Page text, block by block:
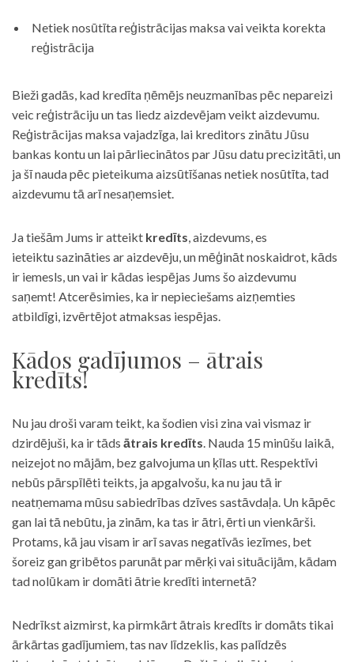
Netiek nosūtīta reģistrācijas maksa vai veikta korekta
reģistrācija
Bieži gadās, kad kredīta ņēmējs neuzmanības pēc nepareizi
veic reģistrāciju un tas liedz aizdevējam veikt aizdevumu.
Reģistrācijas maksa vajadzīga, lai kreditors zinātu Jūsu
bankas kontu un lai pārliecinātos par Jūsu datu precizitāti, un
ja šī nauda pēc pieteikuma aizsūtīšanas netiek nosūtīta, tad
aizdevumu tā arī nesaņemsiet.
Ja tiešām Jums ir atteikt kredīts, aizdevums, es
ieteiktu sazināties ar aizdevēju, un mēģināt noskaidrot, kāds
ir iemesls, un vai ir kādas iespējas Jums šo aizdevumu
saņemt! Atcerēsimies, ka ir nepieciešams aizņemties
atbildīgi, izvērtējot atmaksas iespējas.
Kādos gadījumos – ātrais
kredīts!
Nu jau droši varam teikt, ka šodien visi zina vai vismaz ir
dzirdējuši, ka ir tāds ātrais kredīts. Nauda 15 minūšu laikā,
neizejot no mājām, bez galvojuma un ķīlas utt. Respektīvi
nebūs pārspīlēti teikts, ja apgalvošu, ka nu jau tā ir
neatņemama mūsu sabiedrības dzīves sastāvdaļa. Un kāpēc
gan lai tā nebūtu, ja zinām, ka tas ir ātri, ērti un vienkārši.
Protams, kā jau visam ir arī savas negatīvās iezīmes, bet
šoreiz gan gribētos parunāt par mērķi vai situācijām, kādam
tad nolūkam ir domāti ātrie kredīti internetā?
Nedrīkst aizmirst, ka pirmkārt ātrais kredīts ir domāts tikai
ārkārtas gadījumiem, tas nav līdzeklis, kas palīdzēs